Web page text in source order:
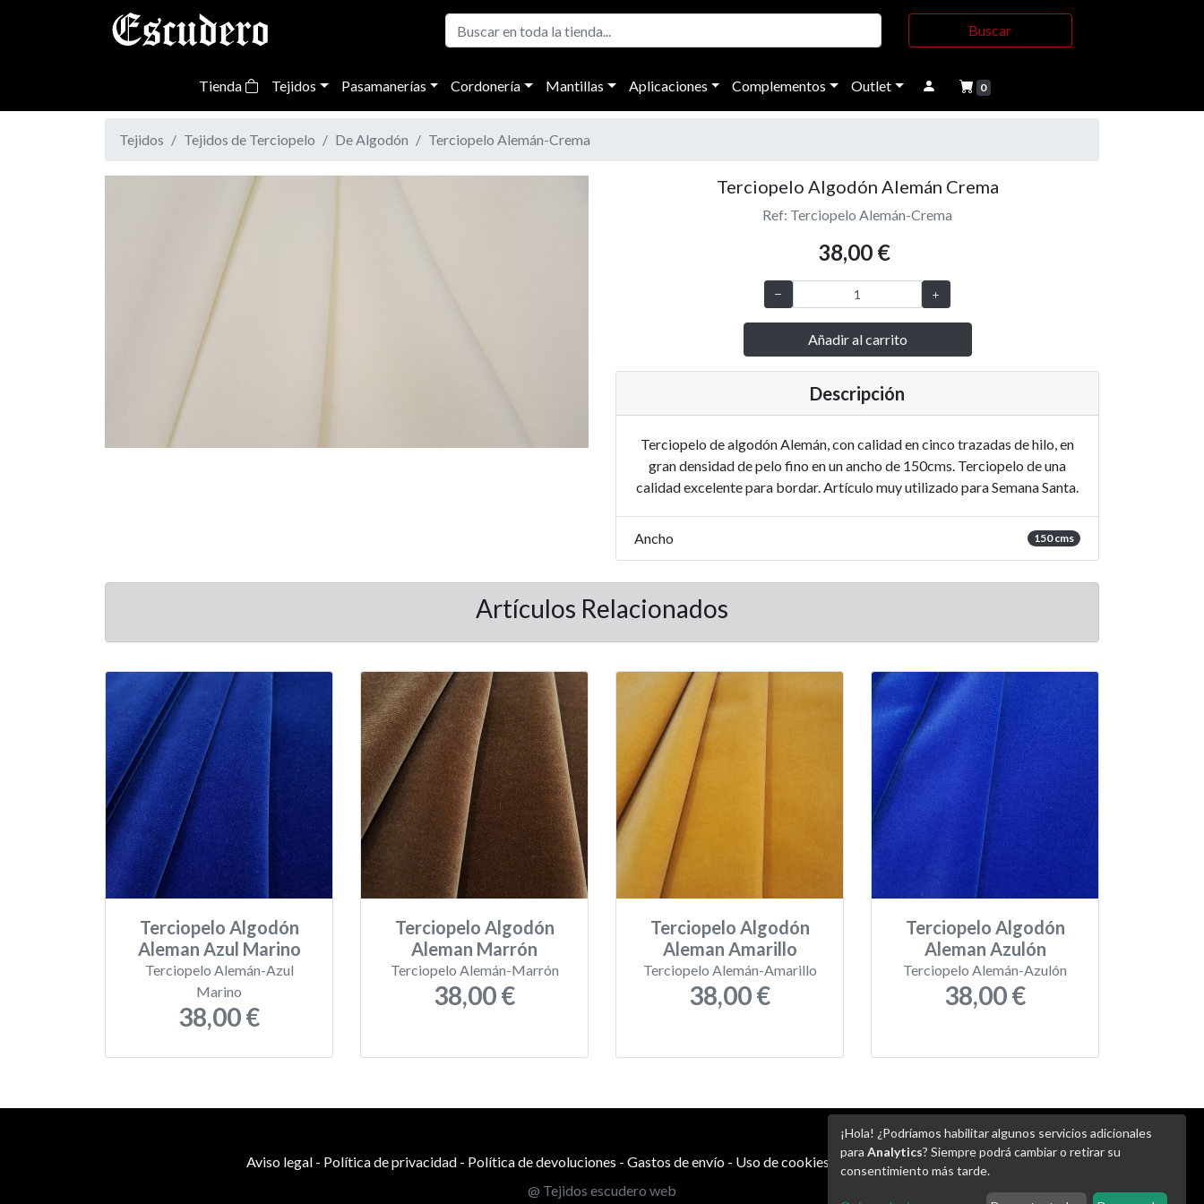
Buscar
Tienda Tejidos Pasamanerías Cordonería Mantillas Aplicaciones Complementos Outlet 0
Tejidos Tejidos de Terciopelo De Algodón Terciopelo Alemán-Crema
Terciopelo Algodón Alemán Crema
Ref: Terciopelo Alemán-Crema
38,00 €
Añadir al carrito
Descripción
Terciopelo de algodón Alemán, con calidad en cinco trazadas de hilo, en
gran densidad de pelo fino en un ancho de 150cms. Terciopelo de una
calidad excelente para bordar. Artículo muy utilizado para Semana Santa.
Ancho 150 cms
Artículos Relacionados
Terciopelo Algodón
Aleman Azul Marino
Terciopelo Alemán-Azul
Marino
38,00 €
Terciopelo Algodón
Aleman Marrón
Terciopelo Alemán-Marrón
38,00 €
Terciopelo Algodón
Aleman Amarillo
Terciopelo Alemán-Amarillo
38,00 €
Terciopelo Algodón
Aleman Azulón
Terciopelo Alemán-Azulón
38,00 €
Aviso legal - Política de privacidad - Política de devoluciones - Gastos de envío - Uso de cookies
Ajustes de Cookies
@ Tejidos escudero web
¡Hola! ¿Podríamos habilitar algunos servicios adicionales
para Analytics? Siempre podrá cambiar o retirar su
consentimiento más tarde.